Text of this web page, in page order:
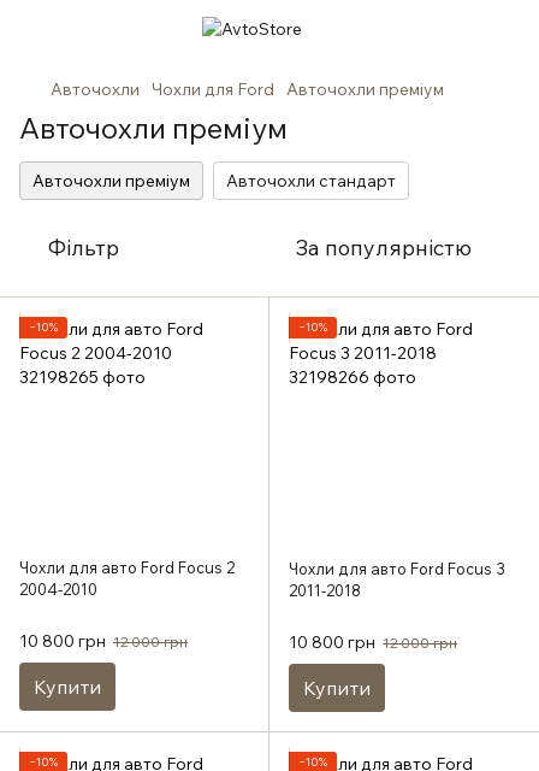
Авточохли Чохли для Ford Авточохли преміум
Авточохли преміум
Авточохли преміум Авточохли стандарт
Фільтр За популярністю
−10%
Чохли для авто Ford Focus 2
2004-2010
10 800 грн 12 000 грн
Купити
−10%
Чохли для авто Ford Focus 3
2011-2018
10 800 грн 12 000 грн
Купити
−10% −10%